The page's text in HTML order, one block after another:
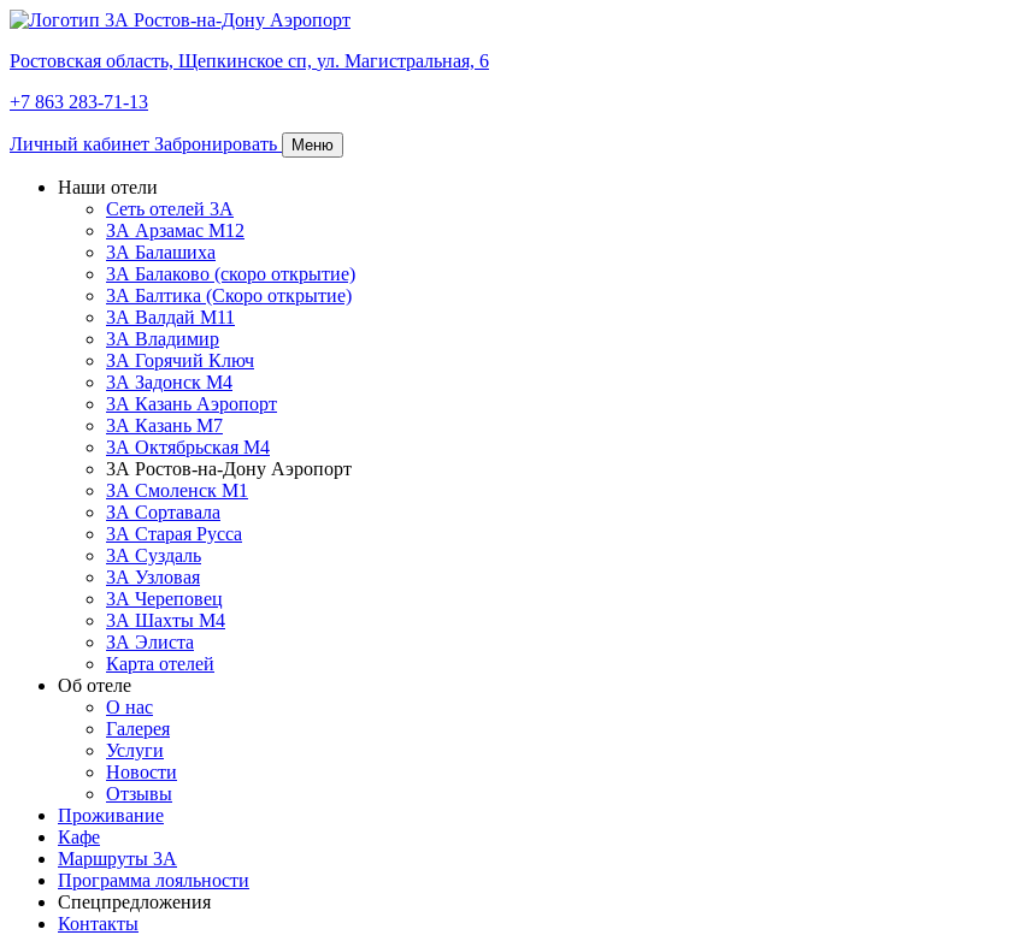
Ростовская область, Щепкинское сп, ул. Магистральная, 6
+7 863 283-71-13
Личный кабинет Забронировать Меню
Наши отели
Сеть отелей 3А
ЗА Арзамас М12
3А Балашиха
3А Балаково (скоро открытие)
3А Балтика (Скоро открытие)
3А Валдай М11
3А Владимир
ЗА Горячий Ключ
3А Задонск М4
3А Казань Аэропорт
3А Казань M7
3А Октябрьская М4
3А Ростов-на-Дону Аэропорт
ЗА Смоленск М1
ЗА Сортавала
3А Старая Русса
3А Суздаль
3А Узловая
3А Череповец
3А Шахты М4
ЗА Элиста
Карта отелей
Об отеле
О нас
Галерея
Услуги
Новости
Отзывы
Проживание
Кафе
Маршруты 3А
Программа лояльности
Спецпредложения
Контакты